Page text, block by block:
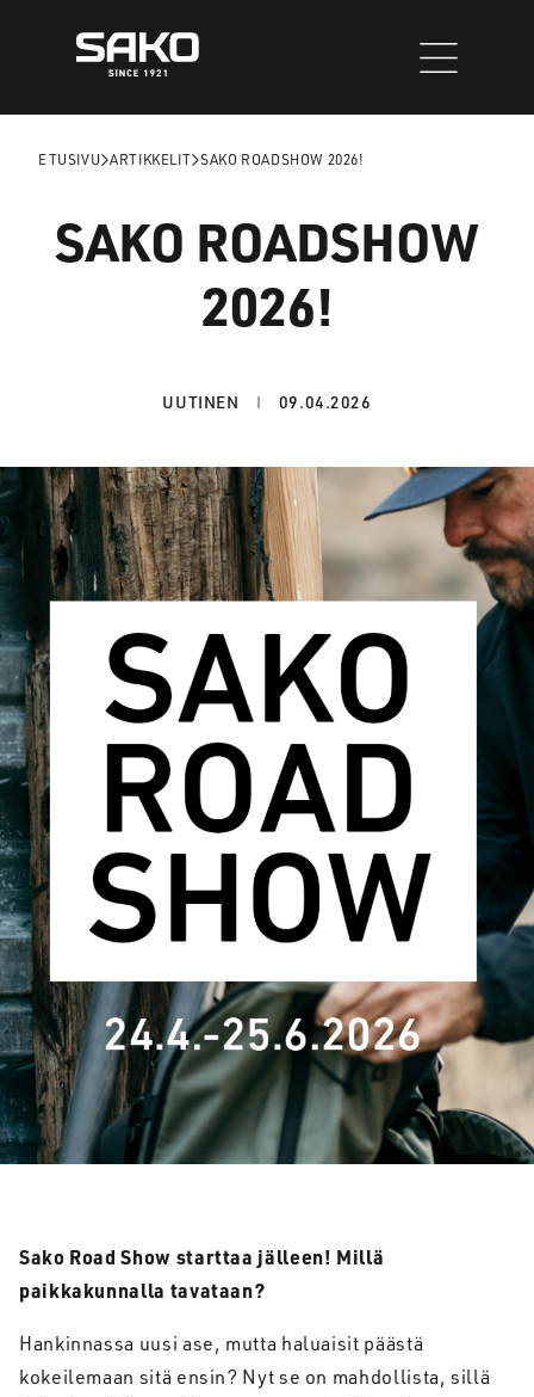
ETUSIVU ARTIKKELIT SAKO ROADSHOW 2026!
SAKO ROADSHOW
2026!
UUTINEN 09.04.2026
Sako Road Show starttaa jälleen! Millä
paikkakunnalla tavataan?
Hankinnassa uusi ase, mutta haluaisit päästä
kokeilemaan sitä ensin? Nyt se on mahdollista, sillä